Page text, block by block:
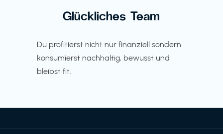
Glückliches Team
Du profitierst nicht nur finanziell sondern
konsumierst nachhaltig, bewusst und
bleibst fit.